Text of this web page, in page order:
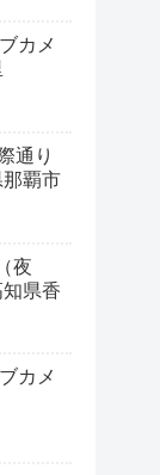
カメ
通り
覇市
夜
県香
カメ